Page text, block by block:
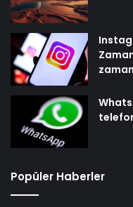
Popüler Haberler